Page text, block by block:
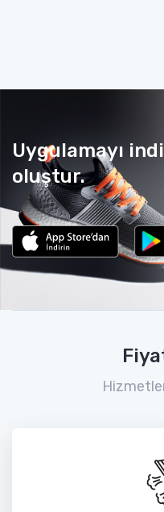
Uygulamayı
oluştur.